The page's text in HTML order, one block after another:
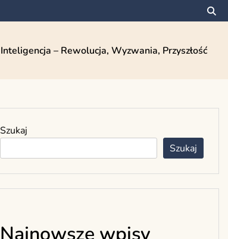
– Rewolucja, Wyzwania, Przyszłość
Szukaj
Szukaj